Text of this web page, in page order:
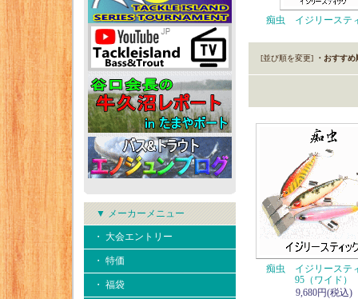
▼ メーカーメニュー
・ 大会エントリー
・ 特価
・ 福袋
痴虫 イジリーステ
[並び順を変更] ・おすすめ
痴虫 イジリーステ
95（ワイド）
9,680円(税込)